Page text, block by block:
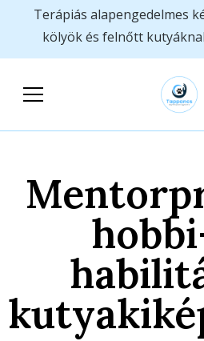
Terápiás alapengedelmes
kölyök és felnőtt